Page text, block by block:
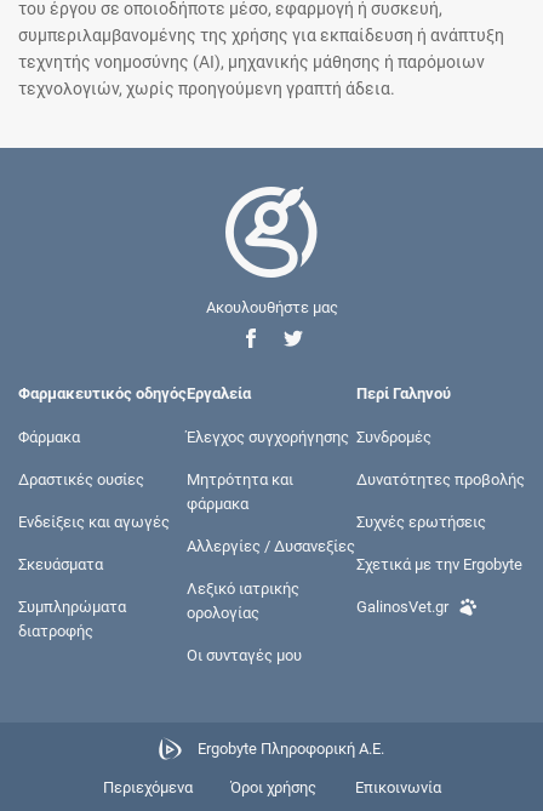
του έργου σε οποιοδήποτε μέσο, εφαρμογή ή συσκευή,
συμπεριλαμβανομένης της χρήσης για εκπαίδευση ή ανάπτυξη
τεχνητής νοημοσύνης (AI), μηχανικής μάθησης ή παρόμοιων
τεχνολογιών, χωρίς προηγούμενη γραπτή άδεια.
Ακουλουθήστε μας
Φαρμακευτικός οδηγός
Φάρμακα
Δραστικές ουσίες
Ενδείξεις και αγωγές
Σκευάσματα
Συμπληρώματα
διατροφής
Εργαλεία
Έλεγχος συγχορήγησης
Μητρότητα και
φάρμακα
Αλλεργίες / Δυσανεξίες
Λεξικό ιατρικής
ορολογίας
Οι συνταγές μου
Περί Γαληνού
Συνδρομές
Δυνατότητες προβολής
Συχνές ερωτήσεις
Σχετικά με την Ergobyte
GalinosVet.gr
Ergobyte Πληροφορική Α.Ε.
Περιεχόμενα Όροι χρήσης Επικοινωνία